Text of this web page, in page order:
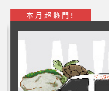
本月超熱門!